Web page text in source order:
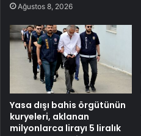
Ağustos 8, 2026
Yasa dışı bahis örgütünün
kuryeleri, aklanan
milyonlarca lirayı 5 liralık